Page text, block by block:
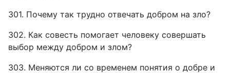
301. Почему так трудно отвечать добром на зло?
302. Как совесть помогает человеку совершать
выбор между добром и злом?
303. Меняются ли со временем понятия о добре и